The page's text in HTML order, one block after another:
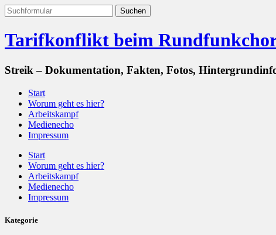
Tarifkonflikt beim
Streik – Dokumentation, Fakten, Fotos,
Start
Worum geht es hier?
Arbeitskampf
Medienecho
Impressum
Start
Worum geht es hier?
Arbeitskampf
Medienecho
Impressum
Kategorie